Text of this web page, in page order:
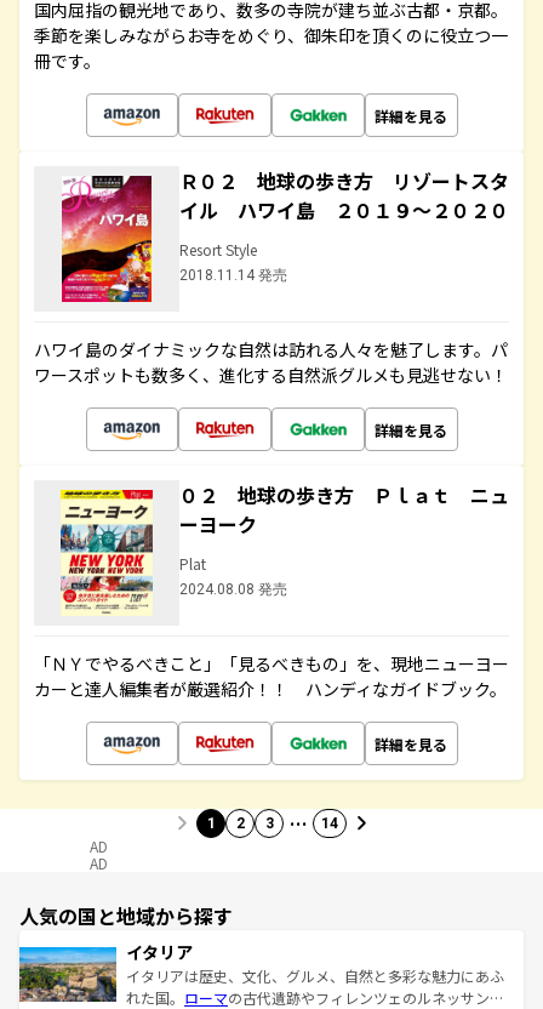
国内屈指の観光地であり、数多の寺院が建ち並ぶ古都・京都。
季節を楽しみながらお寺をめぐり、御朱印を頂くのに役立つ一
冊です。
詳細を見る
Ｒ０２ 地球の歩き方 リゾートスタ
イル ハワイ島 ２０１９～２０２０
Resort Style
2018.11.14 発売
ハワイ島のダイナミックな自然は訪れる人々を魅了します。パ
ワースポットも数多く、進化する自然派グルメも見逃せない！
詳細を見る
０２ 地球の歩き方 Ｐｌａｔ ニュ
ーヨーク
Plat
2024.08.08 発売
「ＮＹでやるべきこと」「見るべきもの」を、現地ニューヨー
カーと達人編集者が厳選紹介！！ ハンディなガイドブック。
詳細を見る
1 2 3 … 14
AD
AD
人気の国と地域から探す
イタリア
イタリアは歴史、文化、グルメ、自然と多彩な魅力にあふ
れた国。 ローマの古代遺跡やフィレンツェのルネッサンス